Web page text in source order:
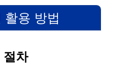
활용 방법
절차